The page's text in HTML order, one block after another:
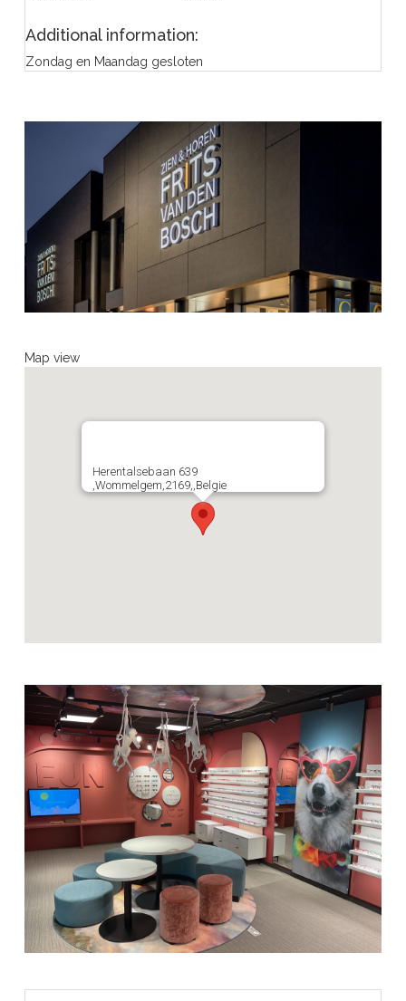
Additional information:
Zondag en Maandag gesloten
Map view
Herentalsebaan 639
,Wommelgem,2169,,Belgie